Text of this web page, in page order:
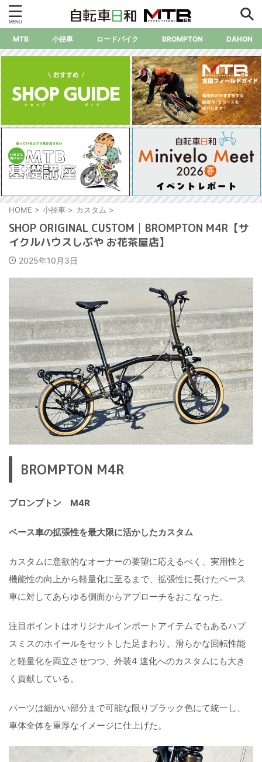
MTB 小径車 ロードバイク BROMPTON DAHON
HOME > 小径車 > カスタム >
SHOP ORIGINAL CUSTOM│BROMPTON M4R【サ
イクルハウスしぶや お花茶屋店】
2025年10月3日
BROMPTON M4R
ブロンプトン M4R
ベース車の拡張性を最大限に活かしたカスタム
カスタムに意欲的なオーナーの要望に応えるべく、実用性と
機能性の向上から軽量化に至るまで、拡張性に長けたベース
車に対してあらゆる側面からアプローチをおこなった。
注目ポイントはオリジナルインポートアイテムでもあるハブ
スミスのホイールをセットした足まわり。滑らかな回転性能
と軽量化を両立させつつ、外装4 速化へのカスタムにも大き
く貢献している。
パーツは細かい部分まで可能な限りブラック色にて統一し、
車体全体を重厚なイメージに仕上げた。